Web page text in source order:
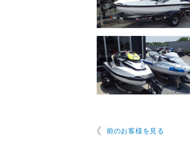
前のお客様を見る